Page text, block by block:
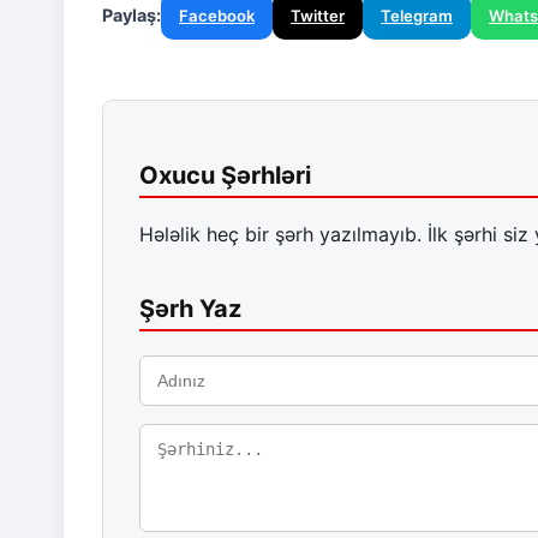
Paylaş: Facebook Twitter Telegram
Oxucu Şərhləri
Hələlik heç bir şərh yazılmayıb. İlk şərhi siz
Şərh Yaz